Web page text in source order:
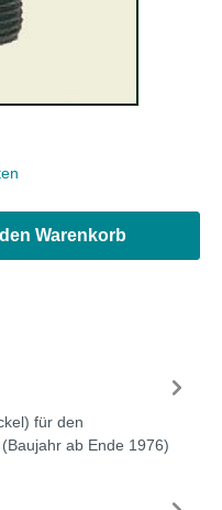
den Warenkorb
für den
ab Ende 1976)